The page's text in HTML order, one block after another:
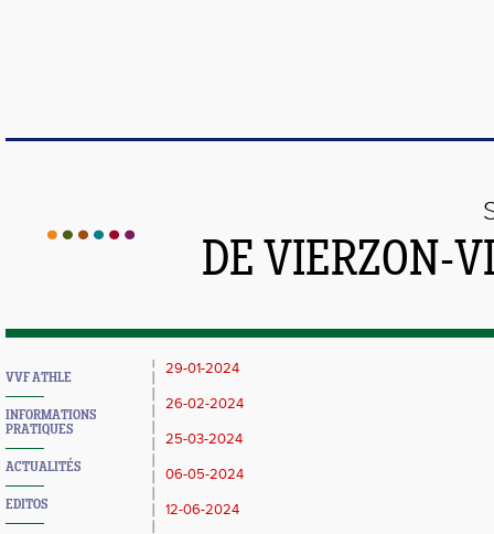
DE VIERZON-
VVF ATHLE
INFORMATIONS
PRATIQUES
ACTUALITÉS
EDITOS
29-01-2024
26-02-2024
25-03-2024
06-05-2024
12-06-2024